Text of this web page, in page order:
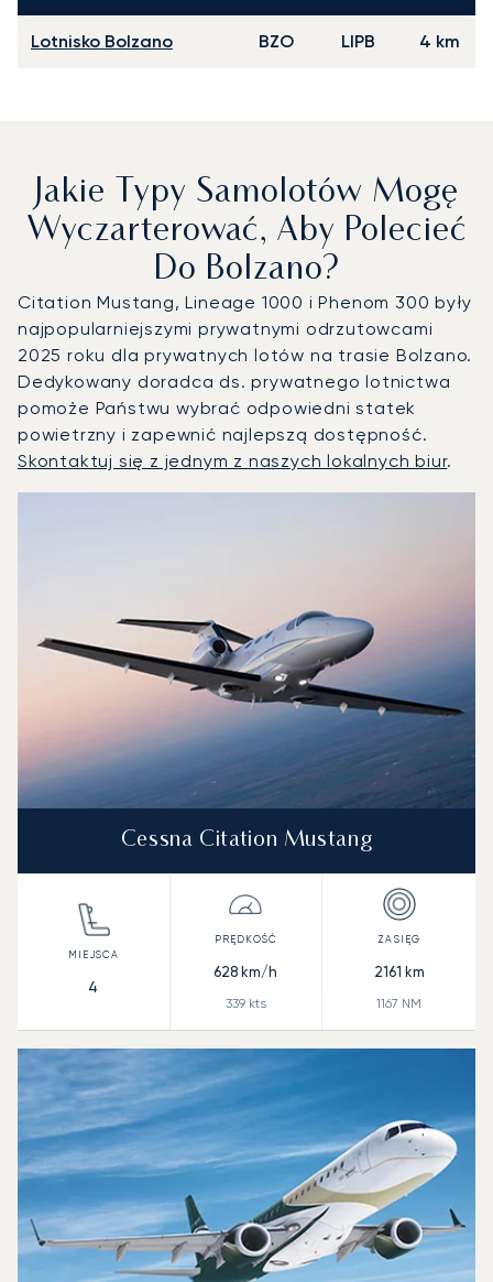
Lotnisko Bolzano BZO LIPB 4 km
Jakie Typy Samolotów Mogę
Wyczarterować, Aby Polecieć
Do Bolzano?
Citation Mustang, Lineage 1000 i Phenom 300 były
najpopularniejszymi prywatnymi odrzutowcami
2025 roku dla prywatnych lotów na trasie Bolzano.
Dedykowany doradca ds. prywatnego lotnictwa
pomoże Państwu wybrać odpowiedni statek
powietrzny i zapewnić najlepszą dostępność.
Skontaktuj się z jednym z naszych lokalnych biur.
Cessna Citation Mustang
4
628 km/h
339kts
2161 km
1167 NM